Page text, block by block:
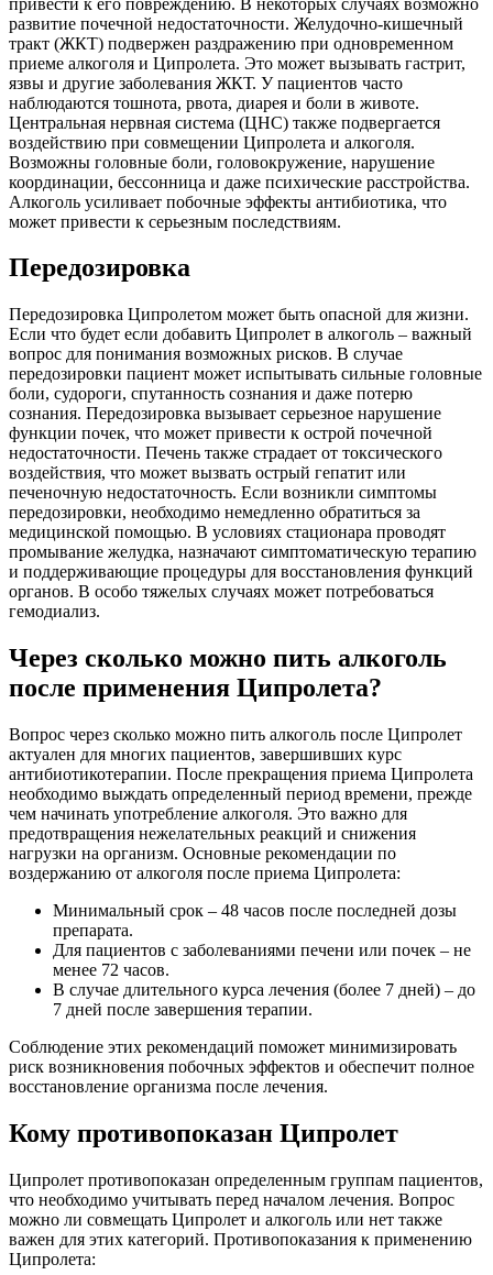
развитие почечной недостаточности. Желудочно-кишечный
тракт (ЖКТ) подвержен раздражению при одновременном
приеме алкоголя и Ципролета. Это может вызывать гастрит,
язвы и другие заболевания ЖКТ. У пациентов часто
наблюдаются тошнота, рвота, диарея и боли в животе.
Центральная нервная система (ЦНС) также подвергается
воздействию при совмещении Ципролета и алкоголя.
Возможны головные боли, головокружение, нарушение
координации, бессонница и даже психические расстройства.
Алкоголь усиливает побочные эффекты антибиотика, что
может привести к серьезным последствиям.
Передозировка
Передозировка Ципролетом может быть опасной для жизни.
Если что будет если добавить Ципролет в алкоголь – важный
вопрос для понимания возможных рисков. В случае
передозировки пациент может испытывать сильные головные
боли, судороги, спутанность сознания и даже потерю
сознания. Передозировка вызывает серьезное нарушение
функции почек, что может привести к острой почечной
недостаточности. Печень также страдает от токсического
воздействия, что может вызвать острый гепатит или
печеночную недостаточность. Если возникли симптомы
передозировки, необходимо немедленно обратиться за
медицинской помощью. В условиях стационара проводят
промывание желудка, назначают симптоматическую терапию
и поддерживающие процедуры для восстановления функций
органов. В особо тяжелых случаях может потребоваться
гемодиализ.
Через сколько можно пить алкоголь
после применения Ципролета?
Вопрос через сколько можно пить алкоголь после Ципролет
актуален для многих пациентов, завершивших курс
антибиотикотерапии. После прекращения приема Ципролета
необходимо выждать определенный период времени, прежде
чем начинать употребление алкоголя. Это важно для
предотвращения нежелательных реакций и снижения
нагрузки на организм. Основные рекомендации по
воздержанию от алкоголя после приема Ципролета:
Минимальный срок – 48 часов после последней дозы
препарата.
Для пациентов с заболеваниями печени или почек – не
менее 72 часов.
В случае длительного курса лечения (более 7 дней) – до
7 дней после завершения терапии.
Соблюдение этих рекомендаций поможет минимизировать
риск возникновения побочных эффектов и обеспечит полное
восстановление организма после лечения.
Кому противопоказан Ципролет
Ципролет противопоказан определенным группам пациентов,
что необходимо учитывать перед началом лечения. Вопрос
можно ли совмещать Ципролет и алкоголь или нет также
важен для этих категорий. Противопоказания к применению
Ципролета: